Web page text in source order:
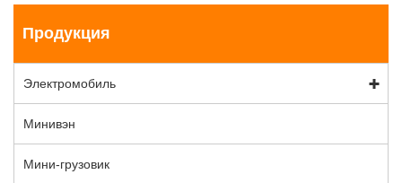
Продукция
Электромобиль
Минивэн
Мини-грузовик